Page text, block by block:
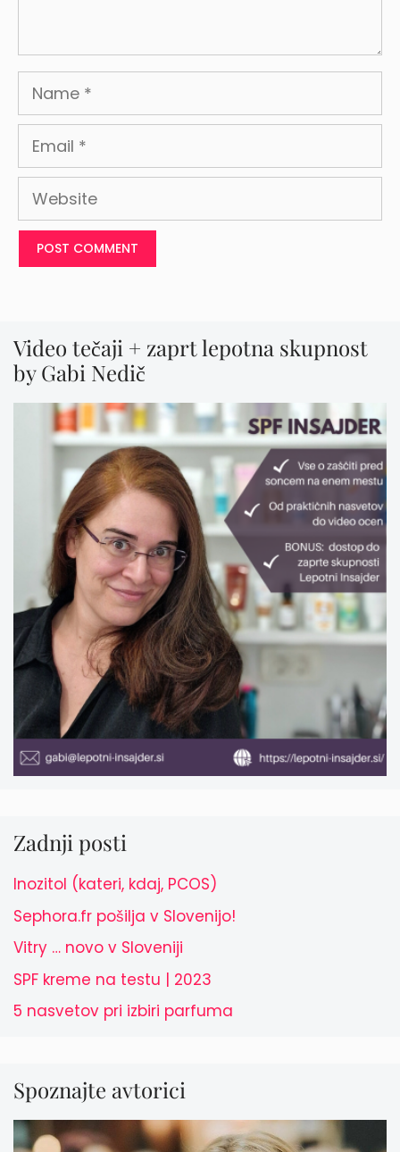
Name
Email
Website
Video tečaji + zaprt lepotna skupnost
by Gabi Nedič
Zadnji posti
Inozitol (kateri, kdaj, PCOS)
Sephora.fr pošilja v Slovenijo!
Vitry … novo v Sloveniji
SPF kreme na testu | 2023
5 nasvetov pri izbiri parfuma
Spoznajte avtorici